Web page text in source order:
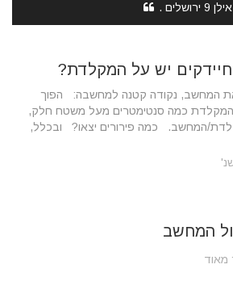
יש על המקלדת?
את המחשב, נקודה קטנה למחשבה: הפוך
כמה סנטימטרים מעל משטח חלק,
המחשב. כמה פירורים יצאו? ובכלל,
המחשב
מאוד